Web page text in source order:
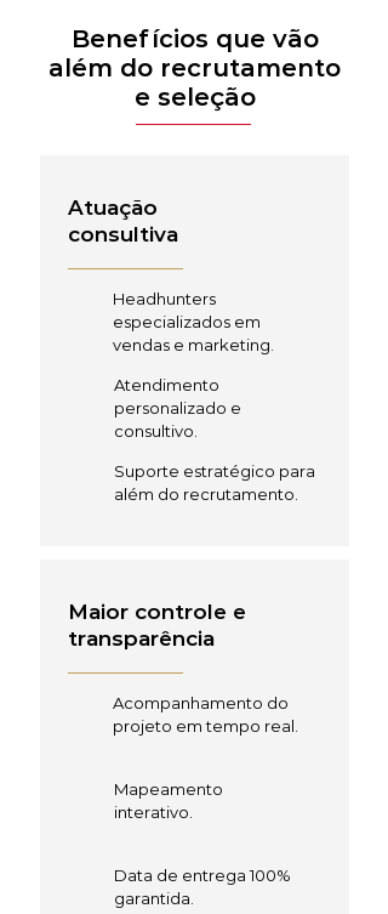
Benefícios que vão
além do recrutamento
e seleção
Atuação
consultiva
Headhunters
especializados em
vendas e marketing.
Atendimento
personalizado e
consultivo.
Suporte estratégico para
além do recrutamento.
Maior controle e
transparência
Acompanhamento do
projeto em tempo real.
Mapeamento
interativo.
Data de entrega 100%
garantida.